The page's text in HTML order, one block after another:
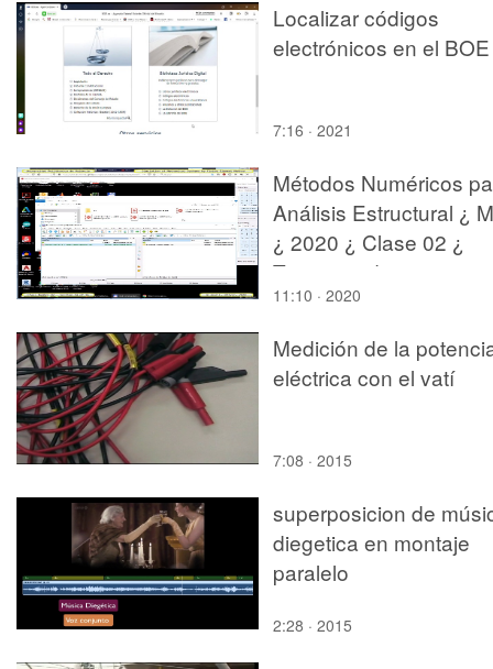
Localizar códigos
electrónicos en el BOE
7:16 · 2021
Métodos Numéricos
Análisis Estructural ¿
¿ 2020 ¿ Clase 02 ¿
Tramo 14 de 14
11:10 · 2020
Medición de la
eléctrica con el vatí
7:08 · 2015
superposicion de
diegetica en montaje
paralelo
2:28 · 2015